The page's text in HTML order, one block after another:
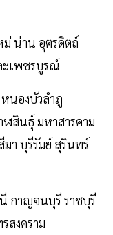
ม่ น่าน อุตรดิตถ์
เพชรบูรณ์
นองบัวลำภู
สินธุ์ มหาสารคาม
มา บุรีรัมย์ สุรินทร์
กาญจนบุรี ราชบุรี
สงคราม